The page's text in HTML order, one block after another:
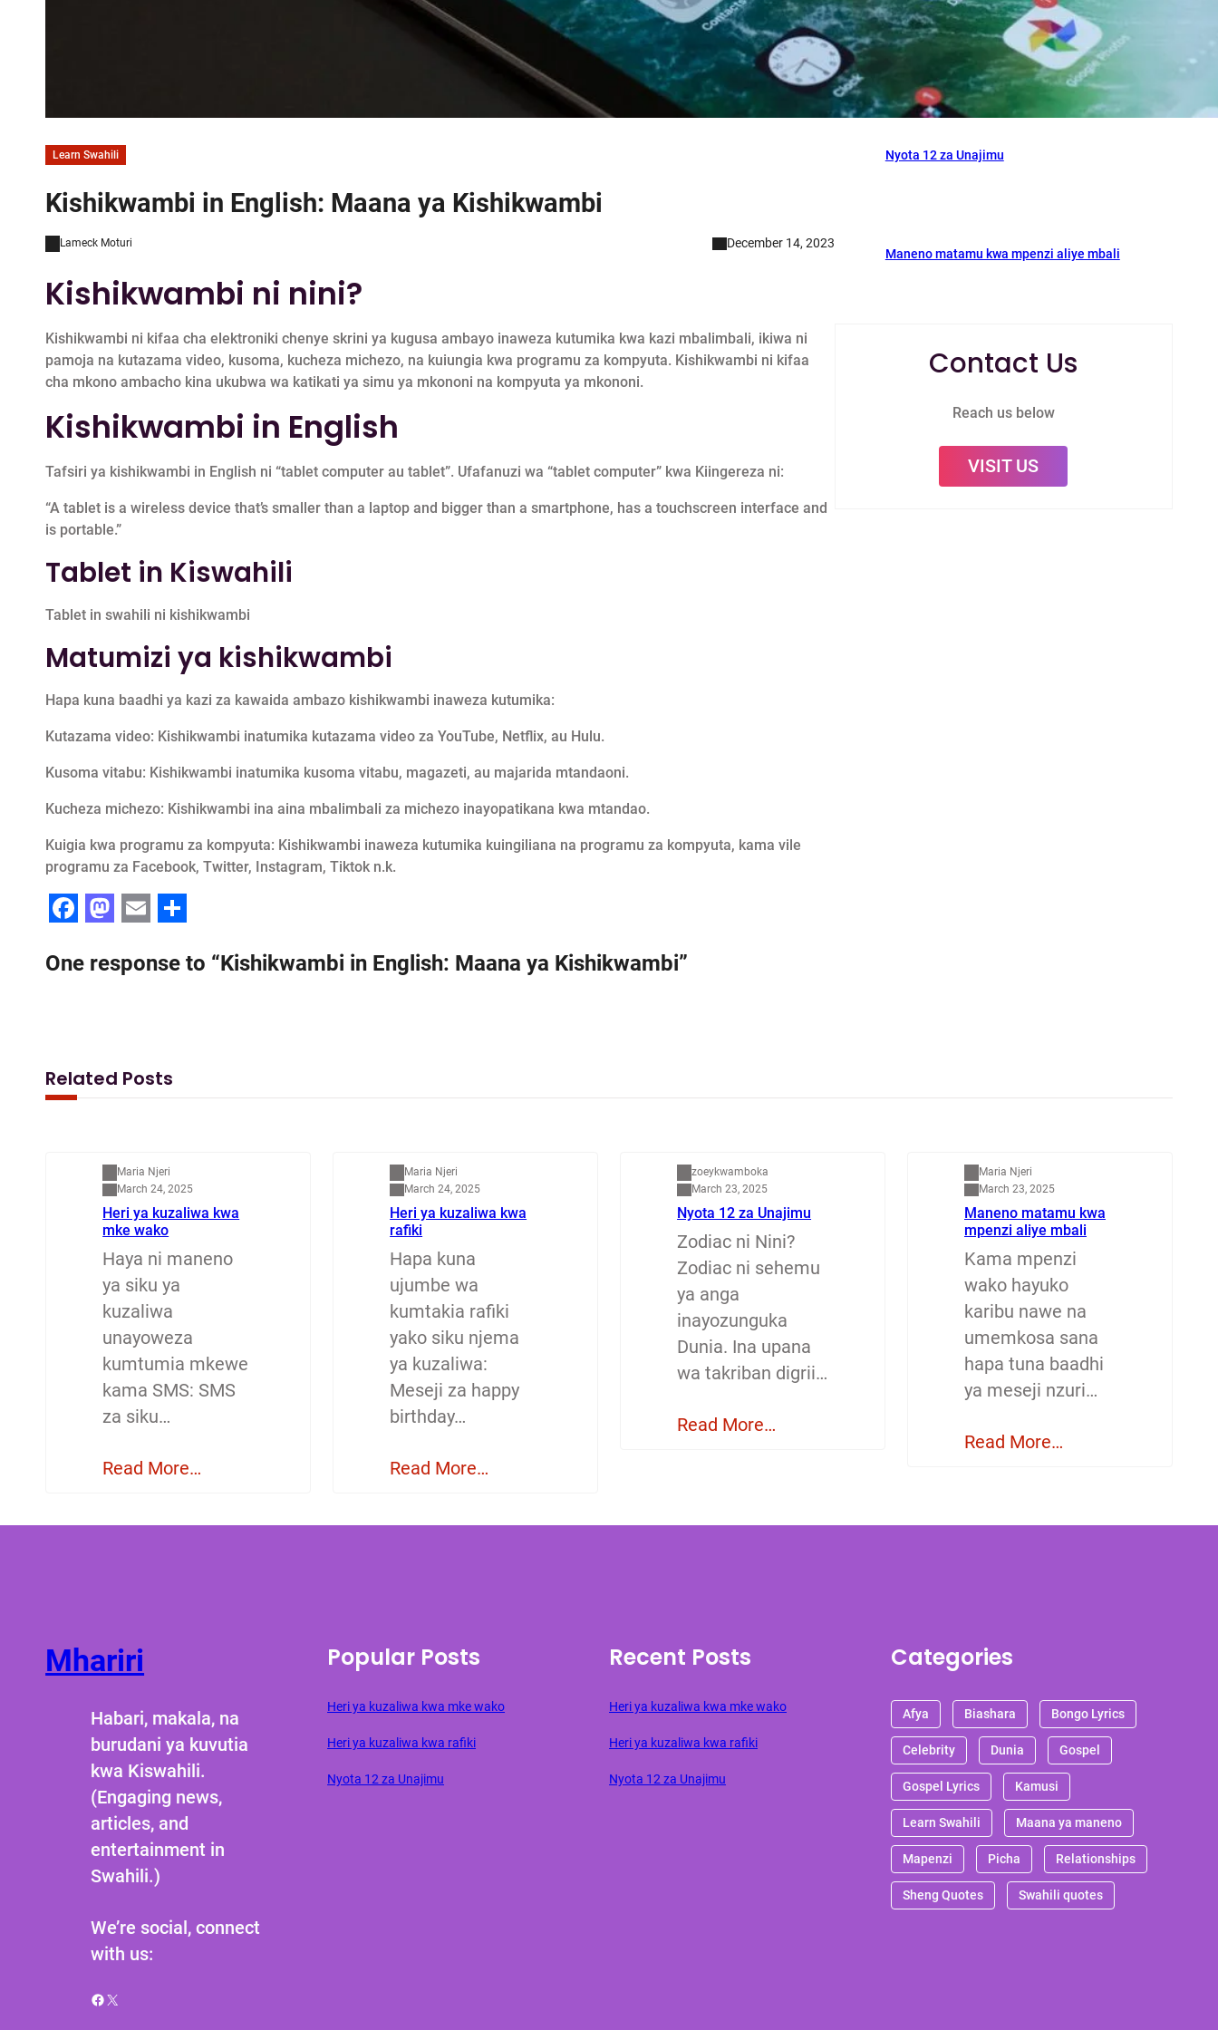
Learn Swahili
Kishikwambi in English: Maana ya Kishikwambi
Lameck Moturi December 14, 2023
Kishikwambi ni nini?
Kishikwambi ni kifaa cha elektroniki chenye skrini ya kugusa ambayo inaweza kutumika kwa kazi mbalimbali, ikiwa ni
pamoja na kutazama video, kusoma, kucheza michezo, na kuiungia kwa programu za kompyuta. Kishikwambi ni kifaa
cha mkono ambacho kina ukubwa wa katikati ya simu ya mkononi na kompyuta ya mkononi.
Kishikwambi in English
Tafsiri ya kishikwambi in English ni “tablet computer au tablet”. Ufafanuzi wa “tablet computer” kwa Kiingereza ni:
“A tablet is a wireless device that’s smaller than a laptop and bigger than a smartphone, has a touchscreen interface and
is portable.”
Tablet in Kiswahili
Tablet in swahili ni kishikwambi
Matumizi ya kishikwambi
Hapa kuna baadhi ya kazi za kawaida ambazo kishikwambi inaweza kutumika:
Kutazama video: Kishikwambi inatumika kutazama video za YouTube, Netflix, au Hulu.
Kusoma vitabu: Kishikwambi inatumika kusoma vitabu, magazeti, au majarida mtandaoni.
Kucheza michezo: Kishikwambi ina aina mbalimbali za michezo inayopatikana kwa mtandao.
Kuigia kwa programu za kompyuta: Kishikwambi inaweza kutumika kuingiliana na programu za kompyuta, kama vile
programu za Facebook, Twitter, Instagram, Tiktok n.k.
a
o
o
a
d
m h
One response to “Kishikwambi in English: Maana ya Kishikwambi”
Heri ya kuzaliwa kwa rafiki
Nyota 12 za Unajimu
Maneno matamu kwa mpenzi aliye mbali
Contact Us
Reach us below
VISIT US
Related Posts
Maria Njeri
March 24, 2025
Heri ya kuzaliwa kwa
mke wako
Haya ni maneno
ya siku ya
kuzaliwa
unayoweza
kumtumia mkewe
kama SMS: SMS
za siku…
Read More…
Maria Njeri
March 24, 2025
Heri ya kuzaliwa kwa
rafiki
Hapa kuna
ujumbe wa
kumtakia rafiki
yako siku njema
ya kuzaliwa:
Meseji za happy
birthday…
Read More…
zoeykwamboka
March 23, 2025
Nyota 12 za Unajimu
Zodiac ni Nini?
Zodiac ni sehemu
ya anga
inayozunguka
Dunia. Ina upana
wa takriban digrii…
Read More…
Maria Njeri
March 23, 2025
Maneno matamu kwa
mpenzi aliye mbali
Kama mpenzi
wako hayuko
karibu nawe na
umemkosa sana
hapa tuna baadhi
ya meseji nzuri…
Read More…
Mhariri
Habari, makala, na
burudani ya kuvutia
kwa Kiswahili.
(Engaging news,
articles, and
entertainment in
Swahili.)
We’re social, connect
with us:
Facebook X
Popular Posts
Heri ya kuzaliwa kwa mke wako
Heri ya kuzaliwa kwa rafiki
Nyota 12 za Unajimu
Recent Posts
Heri ya kuzaliwa kwa mke wako
Heri ya kuzaliwa kwa rafiki
Nyota 12 za Unajimu
Categories
Afya Biashara Bongo Lyrics
Celebrity Dunia Gospel
Gospel Lyrics Kamusi
Learn Swahili Maana ya maneno
Mapenzi Picha Relationships
Sheng Quotes Swahili quotes